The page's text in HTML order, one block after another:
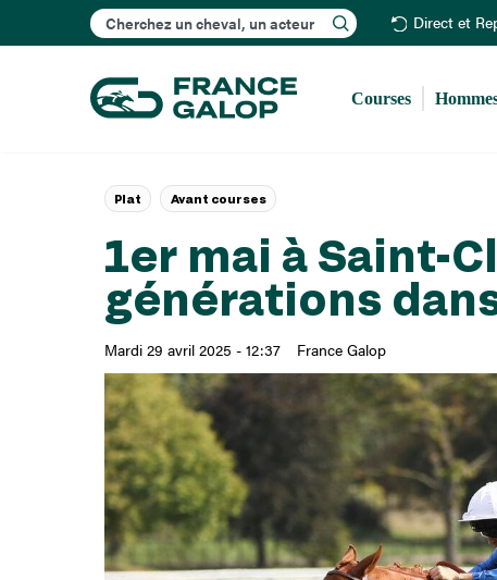
Rechercher Direct et
Courses
1er mai à Saint-
générations
Mardi 29 avril 2025 - 12:37 France Galop
Plat Avant courses